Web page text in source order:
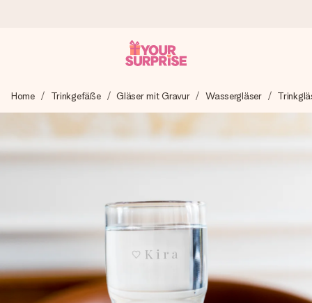
Wir bereiten dein Geschenk sorgfältig vor und schicken es
blitzschnell – damit du es genau zum richtigen Zeitpunkt
überreichen kannst, wenn es am meisten zählt.
Unsere Geschenke begeistern. Kunden bewerten uns mit
4,8 bei Google Reviews (Gesamtergebnis aller Länder, in
die wir versenden).
Mit Liebe gemacht, im Handumdrehen
Home Trinkgefäße Gläser mit Gravur Wassergläser